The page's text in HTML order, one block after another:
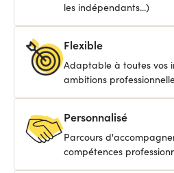
les indépendants...)
Flexible
Adaptable à toutes vos
ambitions
Personnalisé
Parcours
compétences